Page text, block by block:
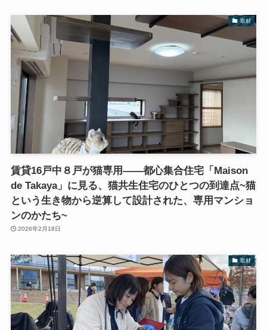
取材
賃貸16戸中８戸が猫専用――都心集合住宅「Maison
de Takaya」に見る、猫共生住宅のひとつの到達点~猫
という生き物から逆算して設計された、専用マンショ
ンのかたち~
2026年2月18日
取材